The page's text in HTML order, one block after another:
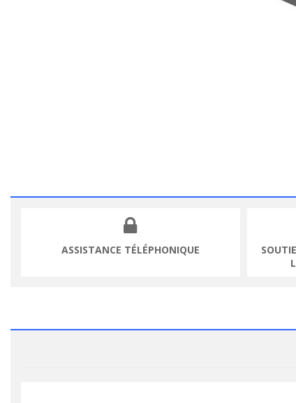
ASSISTANCE TÉLÉPHONIQUE